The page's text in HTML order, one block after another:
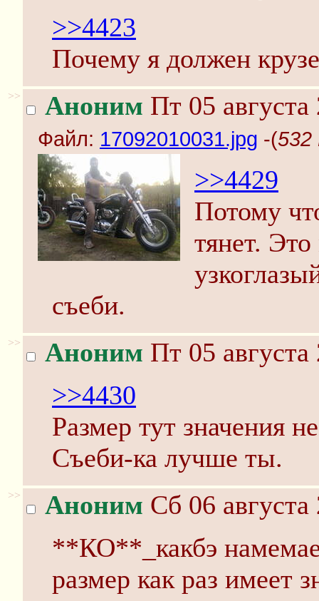
>>4423
Почему я должен
>> Аноним Пт 05
Файл: 17092010031.jpg -(532
>>4429
Потому
тянет.
съеби.
>> Аноним Пт 05
>>4430
Размер тут значения
Съеби-ка лучше ты.
>> Аноним Сб 06
**КО**_какбэ
размер как раз имеет